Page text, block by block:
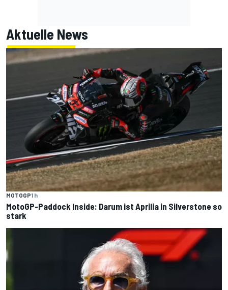
Aktuelle News
MOTOGP1 h
MotoGP-Paddock Inside: Darum ist Aprilia in Silverstone so
stark